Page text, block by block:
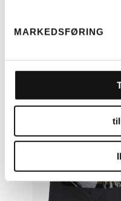
MARKEDSFØRING
TELT
(H)